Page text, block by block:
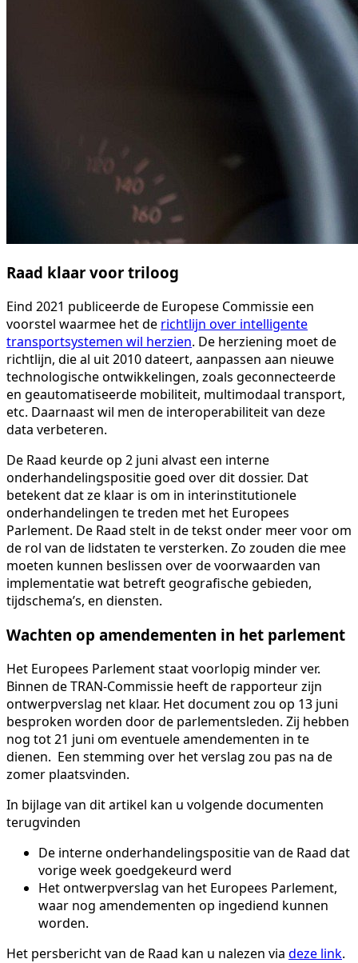
Raad klaar voor triloog
Eind 2021 publiceerde de Europese Commissie een
voorstel waarmee het de richtlijn over intelligente
transportsystemen wil herzien. De herziening moet de
richtlijn, die al uit 2010 dateert, aanpassen aan nieuwe
technologische ontwikkelingen, zoals geconnecteerde
en geautomatiseerde mobiliteit, multimodaal transport,
etc. Daarnaast wil men de interoperabiliteit van deze
data verbeteren.
De Raad keurde op 2 juni alvast een interne
onderhandelingspositie goed over dit dossier. Dat
betekent dat ze klaar is om in interinstitutionele
onderhandelingen te treden met het Europees
Parlement. De Raad stelt in de tekst onder meer voor om
de rol van de lidstaten te versterken. Zo zouden die mee
moeten kunnen beslissen over de voorwaarden van
implementatie wat betreft geografische gebieden,
tijdschema’s, en diensten.
Wachten op amendementen in het parlement
Het Europees Parlement staat voorlopig minder ver.
Binnen de TRAN-Commissie heeft de rapporteur zijn
ontwerpverslag net klaar. Het document zou op 13 juni
besproken worden door de parlementsleden. Zij hebben
nog tot 21 juni om eventuele amendementen in te
dienen. Een stemming over het verslag zou pas na de
zomer plaatsvinden.
In bijlage van dit artikel kan u volgende documenten
terugvinden
De interne onderhandelingspositie van de Raad dat
vorige week goedgekeurd werd
Het ontwerpverslag van het Europees Parlement,
waar nog amendementen op ingediend kunnen
worden.
Het persbericht van de Raad kan u nalezen via deze link.